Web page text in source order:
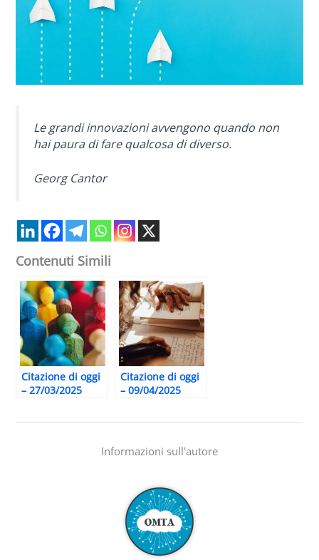
Le grandi innovazioni avvengono quando non
hai paura di fare qualcosa di diverso.
Georg Cantor
Contenuti Simili
Citazione di oggi
– 27/03/2025
Citazione di oggi
– 09/04/2025
Informazioni sull'autore